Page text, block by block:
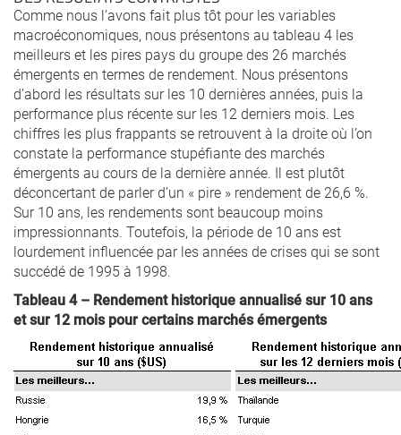
Comme nous l’avons fait plus tôt pour les variables
macroéconomiques, nous présentons au tableau 4 les
meilleurs et les pires pays du groupe des 26 marchés
émergents en termes de rendement. Nous présentons
d’abord les résultats sur les 10 dernières années, puis la
performance plus récente sur les 12 derniers mois. Les
chiffres les plus frappants se retrouvent à la droite où l’on
constate la performance stupéfiante des marchés
émergents au cours de la dernière année. Il est plutôt
déconcertant de parler d’un « pire » rendement de 26,6 %.
Sur 10 ans, les rendements sont beaucoup moins
impressionnants. Toutefois, la période de 10 ans est
lourdement influencée par les années de crises qui se sont
succédé de 1995 à 1998.
Tableau 4 – Rendement historique annualisé sur 10 ans
et sur 12 mois pour certains marchés émergents